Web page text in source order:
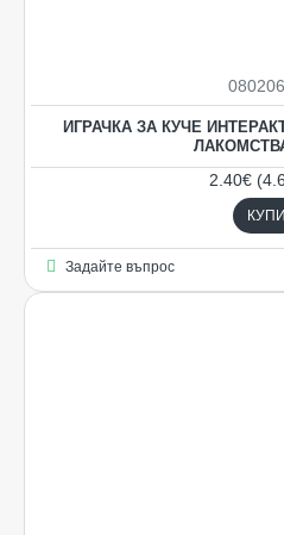
ИГРАЧКА ЗА КУЧЕ
2.40€
КУПИ
Задайте въпрос